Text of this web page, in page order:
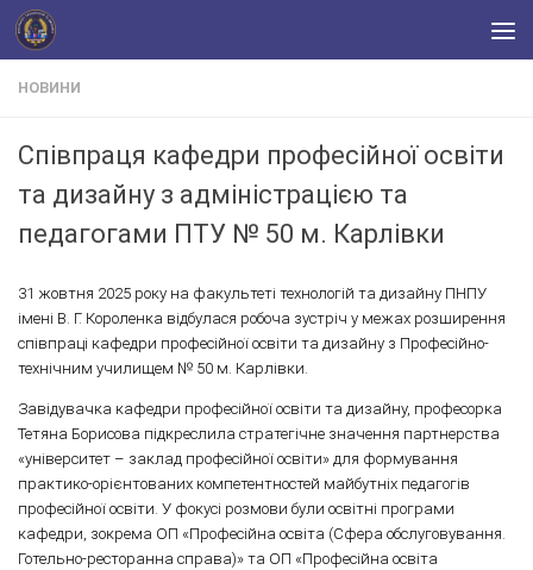
Skip to content
НОВИНИ
Співпраця кафедри професійної освіти
та дизайну з адміністрацією та
педагогами ПТУ № 50 м. Карлівки
31 жовтня 2025 року на факультеті технологій та дизайну ПНПУ
імені В. Г. Короленка відбулася робоча зустріч у межах розширення
співпраці кафедри професійної освіти та дизайну з Професійно-
технічним училищем № 50 м. Карлівки.
Завідувачка кафедри професійної освіти та дизайну, професорка
Тетяна Борисова підкреслила стратегічне значення партнерства
«університет – заклад професійної освіти» для формування
практико-орієнтованих компетентностей майбутніх педагогів
професійної освіти. У фокусі розмови були освітні програми
кафедри, зокрема ОП «Професійна освіта (Сфера обслуговування.
Готельно-ресторанна справа)» та ОП «Професійна освіта